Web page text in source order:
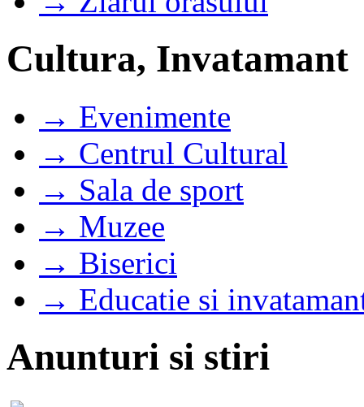
Cultura, Invatamant
→ Evenimente
→ Centrul Cultural
→ Sala de sport
→ Muzee
→ Biserici
→ Educatie si
Anunturi si stiri